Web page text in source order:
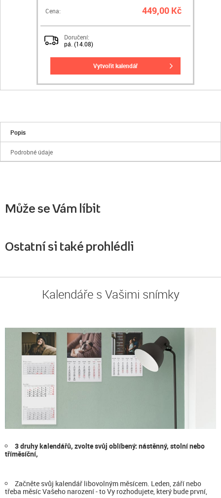
Cena: 449,00 Kč
Doručení:
pá. (14.08)
vytvořit kalendář
Popis
Podrobné údaje
Může se Vám líbit
Ostatní si také prohlédli
Kalendáře s Vašimi snímky
3 druhy kalendářů, zvolte svůj oblíbený: nástěnný, stolní nebo
tříměsíční,
Začněte svůj kalendář libovolným měsícem. Leden, září nebo
třeba měsíc Vašeho narození - to Vy rozhodujete, který bude první,